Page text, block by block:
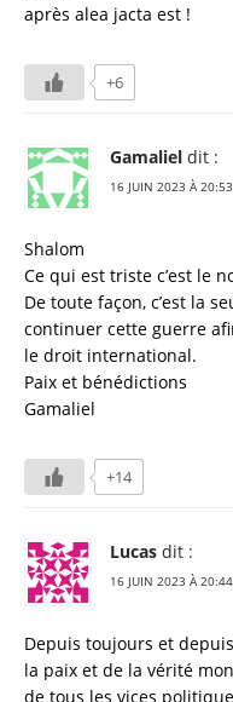
après alea jacta est !
+6
Gamaliel dit :
16 JUIN 2023 À
Shalom
Ce qui est triste c’est le
De toute façon, c’est la
continuer cette guerre
le droit international.
Paix et bénédictions
Gamaliel
+14
Lucas dit :
16 JUIN 2023 À
Depuis toujours et
la paix et de la vérité
de tous les vices